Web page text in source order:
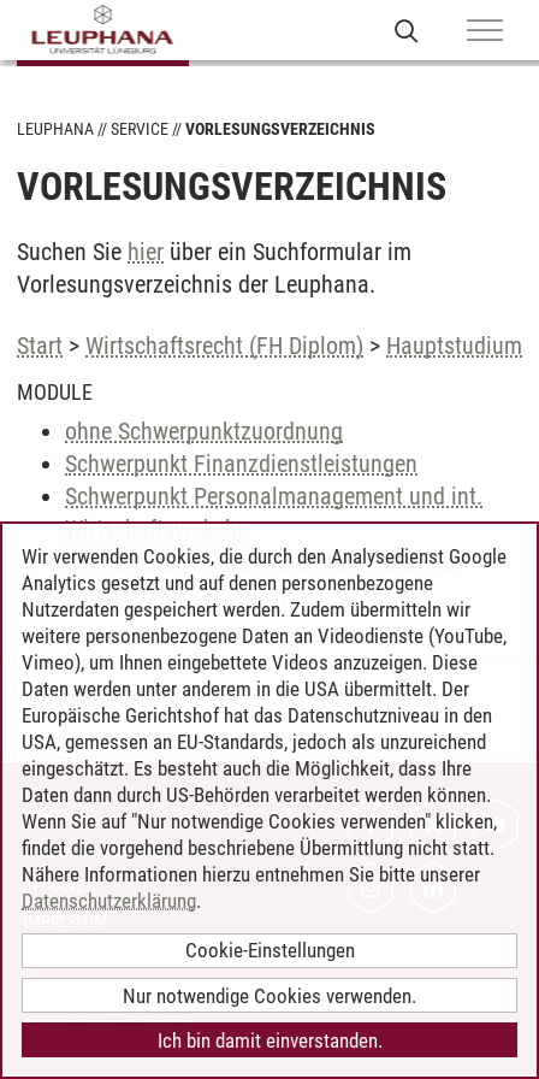
LEUPHANA SERVICE VORLESUNGSVERZEICHNIS
VORLESUNGSVERZEICHNIS
Suchen Sie hier über ein Suchformular im
Vorlesungsverzeichnis der Leuphana.
Start > Wirtschaftsrecht (FH Diplom) > Hauptstudium
MODULE
ohne Schwerpunktzuordnung
Schwerpunkt Finanzdienstleistungen
Schwerpunkt Personalmanagement und int.
Wirtschaftsverkehr
Schwerpunkt Steuern und Prüfungswesen
Sonderveranstaltungen
Timo Leder/30.06.2024
KONTAKT
LEUPHANA ALS ARBEITGEBER
INTRANET
BARRIEREFREIHEIT
COOKIE-EINSTELLUNGEN
Wir verwenden Cookies, die durch den Analysedienst Google
Analytics gesetzt und auf denen personenbezogene
Nutzerdaten gespeichert werden. Zudem übermitteln wir
weitere personenbezogene Daten an Videodienste (YouTube,
Vimeo), um Ihnen eingebettete Videos anzuzeigen. Diese
Daten werden unter anderem in die USA übermittelt. Der
Europäische Gerichtshof hat das Datenschutzniveau in den
USA, gemessen an EU-Standards, jedoch als unzureichend
eingeschätzt. Es besteht auch die Möglichkeit, dass Ihre
Daten dann durch US-Behörden verarbeitet werden können.
Wenn Sie auf "Nur notwendige Cookies verwenden" klicken,
findet die vorgehend beschriebene Übermittlung nicht statt.
Nähere Informationen hierzu entnehmen Sie bitte unserer
Datenschutzerklärung.
Cookie-Einstellungen
Nur notwendige Cookies verwenden.
Ich bin damit einverstanden.